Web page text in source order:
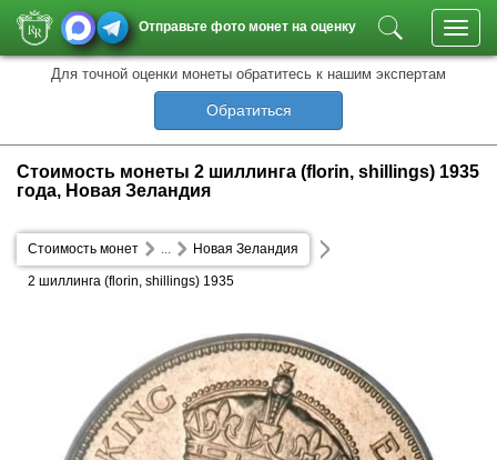
Отправьте фото монет на оценку
Для точной оценки монеты обратитесь к нашим экспертам
Обратиться
Стоимость монеты 2 шиллинга (florin, shillings) 1935
года, Новая Зеландия
Стоимость монет Новая Зеландия
...
2 шиллинга (florin, shillings) 1935